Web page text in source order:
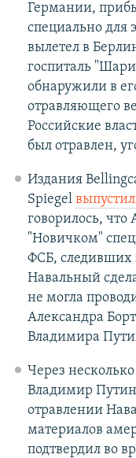
Германии,
специально для
вылетел в
госпиталь
обнаружили в
отравляющего
Российские
был отравлен,
Издания
Spiegel
говорилось, что
"Новичком"
ФСБ, следивших
Навальный
не могла
Александра
Владимира
Через
Владимир Путин
отравлении
материалов
подтвердил во